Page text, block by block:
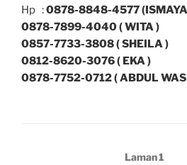
Hp :0878-8848-4577
0878-7899-4040 ( WITA )
0857-7733-3808 ( SHEILA )
0812-8620-3076 ( EKA )
0878-7752-0712 ( ABDUL
Laman1